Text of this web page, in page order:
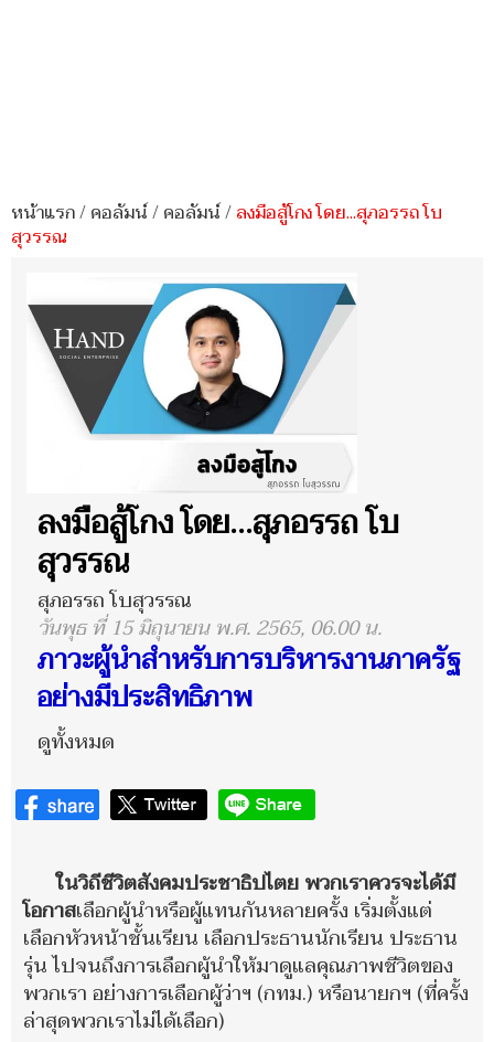
หน้าแรก/คอลัมน์/คอลัมน์/ลงมือสู้โกง โดย...สุภอรรถ โบ
สุวรรณ
ลงมือสู้โกง โดย...สุภอรรถ โบ
สุวรรณ
สุภอรรถ โบสุวรรณ
วันพุธ ที่ 15 มิถุนายน พ.ศ. 2565, 06.00 น.
ภาวะผู้นำสำหรับการบริหารงานภาครัฐ
อย่างมีประสิทธิภาพ
ดูทั้งหมด
ในวิถีชีวิตสังคมประชาธิปไตย พวกเราควรจะได้มี
โอกาสเลือกผู้นำหรือผู้แทนกันหลายครั้ง เริ่มตั้งแต่
เลือกหัวหน้าชั้นเรียน เลือกประธานนักเรียน ประธาน
รุ่น ไปจนถึงการเลือกผู้นำให้มาดูแลคุณภาพชีวิตของ
พวกเรา อย่างการเลือกผู้ว่าฯ (กทม.) หรือนายกฯ (ที่ครั้ง
ล่าสุดพวกเราไม่ได้เลือก)